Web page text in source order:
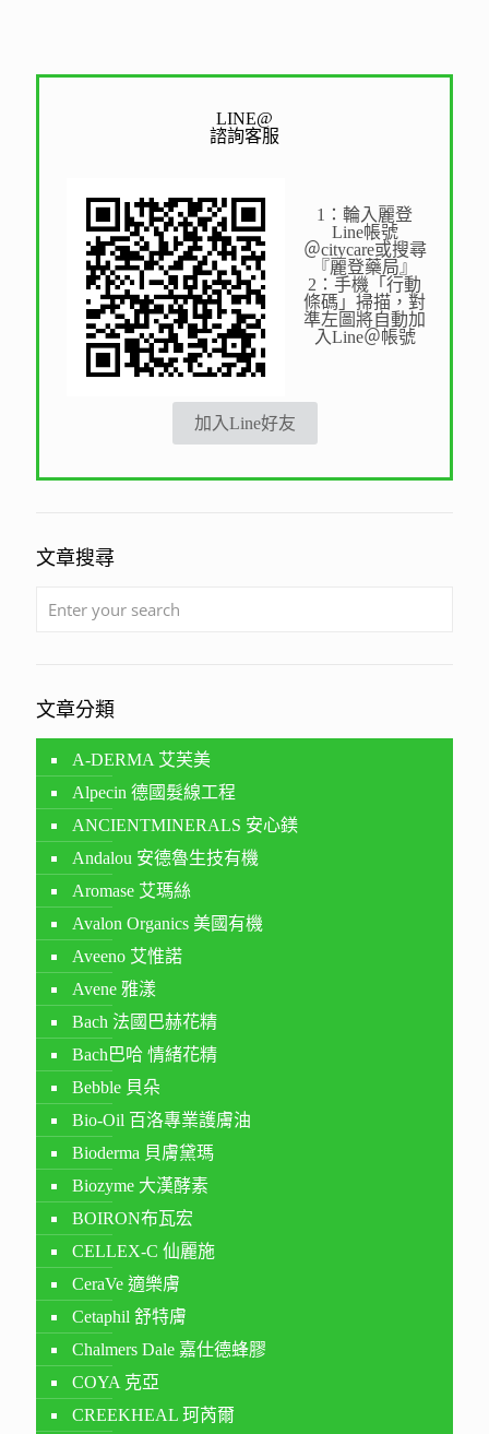
LINE@
諮詢客服
1：輪入麗登
Line帳號
＠citycare或搜尋
『麗登藥局』
2：手機「行動
條碼」掃描，對
準左圖將自動加
入Line＠帳號
加入Line好友
文章搜尋
文章分類
A-DERMA 艾芙美
Alpecin 德國髮線工程
ANCIENTMINERALS 安心鎂
Andalou 安德魯生技有機
Aromase 艾瑪絲
Avalon Organics 美國有機
Aveeno 艾惟諾
Avene 雅漾
Bach 法國巴赫花精
Bach巴哈 情緒花精
Bebble 貝朵
Bio-Oil 百洛專業護膚油
Bioderma 貝膚黛瑪
Biozyme 大漢酵素
BOIRON布瓦宏
CELLEX-C 仙麗施
CeraVe 適樂膚
Cetaphil 舒特膚
Chalmers Dale 嘉仕德蜂膠
COYA 克亞
CREEKHEAL 珂芮爾